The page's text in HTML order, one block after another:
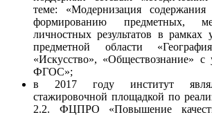
теме: «Модернизация
формированию предметных,
личностных результатов в рамках
предметной области
«Искусство», «Обществознание» с
ФГОС»;
в 2017 году институт
стажировочной площадкой по
2.2. ФЦПРО «Повышение